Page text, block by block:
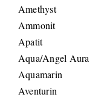
Amethyst
Ammonit
Apatit
Aqua/Angel Aura
Aquamarin
Aventurin